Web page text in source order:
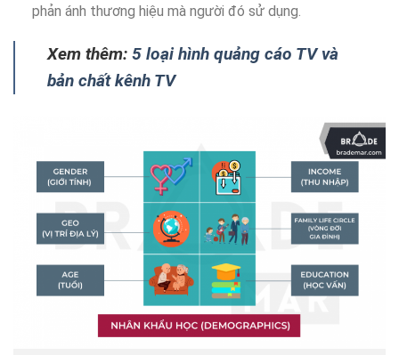
phản ánh thương hiệu mà người đó sử dụng.
Xem thêm: 5 loại hình quảng cáo TV và
bản chất kênh TV